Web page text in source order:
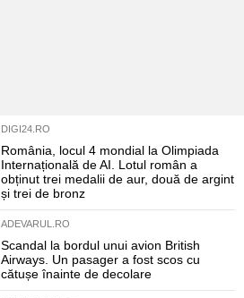
DIGI24.RO
România, locul 4 mondial la Olimpiada
Internațională de AI. Lotul român a
obținut trei medalii de aur, două de argint
și trei de bronz
ADEVARUL.RO
Scandal la bordul unui avion British
Airways. Un pasager a fost scos cu
cătușe înainte de decolare